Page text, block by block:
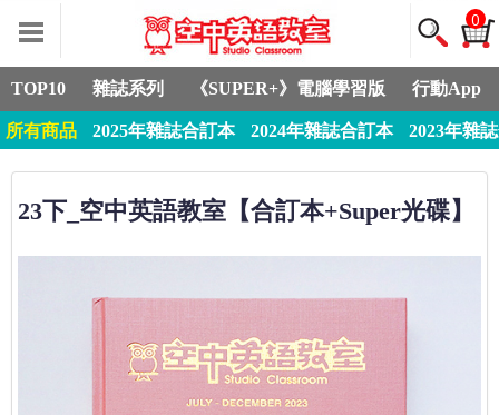
0
TOP10 雜誌系列 《SUPER+》電腦學習版 行動App
所有商品 2025年雜誌合訂本 2024年雜誌合訂本 2023年雜
23下_空中英語教室【合訂本+Super光碟】